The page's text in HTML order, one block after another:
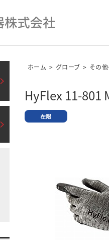
ホーム > グローブ > その
HyFlex 11-801